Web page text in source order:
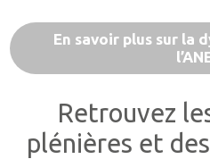
En savoir plus sur la
Retrouvez
plénières et